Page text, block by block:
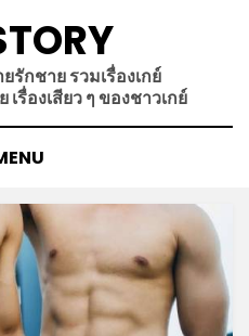
รักชาย รวมเรื่องเกย์
รื่องเสียว ๆ ของชาวเกย์